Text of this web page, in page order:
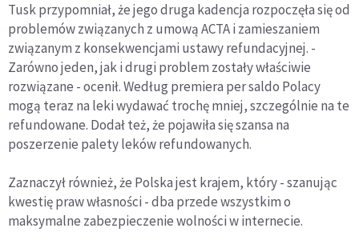
Tusk przypomniał, że jego druga kadencja rozpoczęła się od
problemów związanych z umową ACTA i zamieszaniem
związanym z konsekwencjami ustawy refundacyjnej. -
Zarówno jeden, jak i drugi problem zostały właściwie
rozwiązane - ocenił. Według premiera per saldo Polacy
mogą teraz na leki wydawać trochę mniej, szczególnie na te
refundowane. Dodał też, że pojawiła się szansa na
poszerzenie palety leków refundowanych.
Zaznaczył również, że Polska jest krajem, który - szanując
kwestię praw własności - dba przede wszystkim o
maksymalne zabezpieczenie wolności w internecie.